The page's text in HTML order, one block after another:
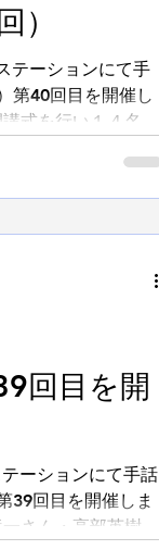
）
テーションにて手
第40回目を開催し
式を行い１４名の
回目を開
ーションにて手話
39回目を開催しま
さん・高部英樹さ